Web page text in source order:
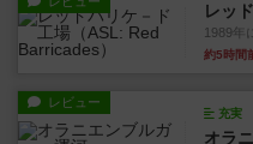
レッ
1989年
約5時間
レビュー
充実
オラ